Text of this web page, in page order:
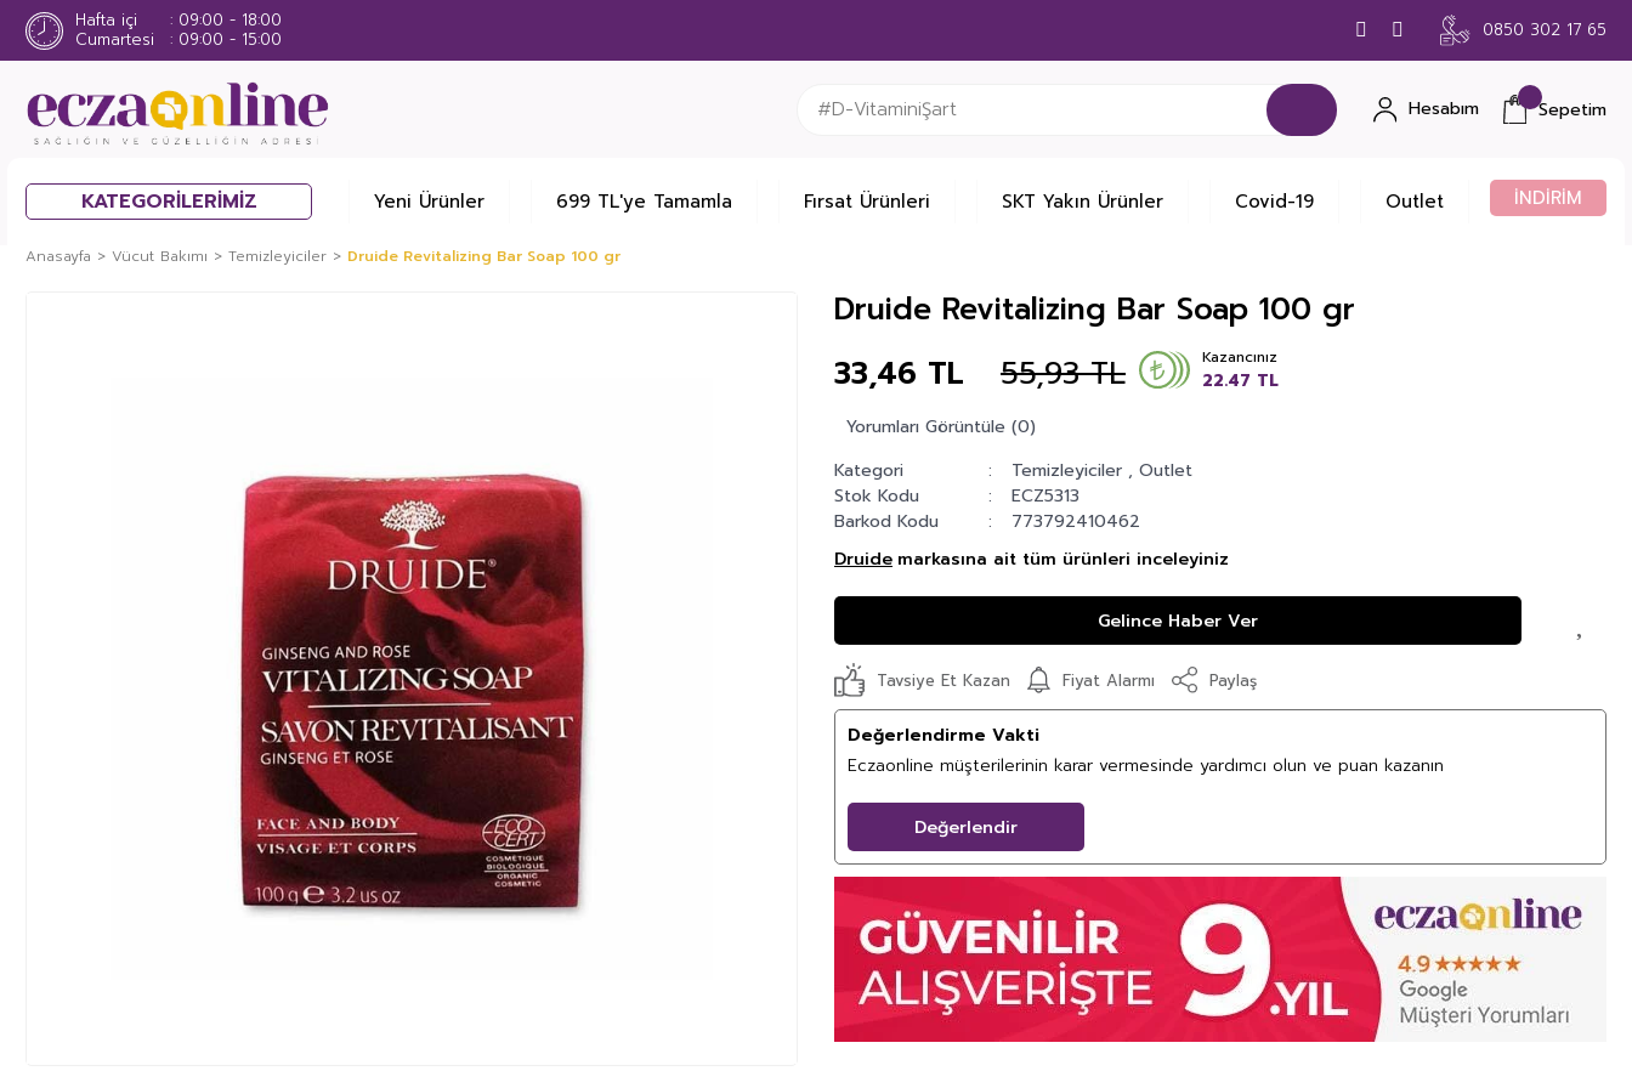
Hafta içi
09:00 - 18:00
Cumartesi
09:00 - 15:00 0850 302 17 65
Hesabım Sepetim
KATEGORİLERİMİZ Yeni Ürünler 699 TL'ye Tamamla Fırsat Ürünleri SKT Yakın Ürünler Covid-19 Outlet İNDİRİM
Anasayfa Vücut Bakımı Temizleyiciler Druide Revitalizing Bar Soap 100 gr
Druide Revitalizing Bar Soap 100 gr
33,46 TL
55,93 TL Kazancınız
22.47 TL
Yorumları Görüntüle (0)
Kategori
Temizleyiciler ,Outlet
Stok Kodu
ECZ5313
Barkod Kodu
773792410462
Druide markasına ait tüm ürünleri inceleyiniz
Gelince Haber Ver
Tavsiye Et Kazan Fiyat Alarmı Paylaş
Değerlendirme Vakti
Eczaonline müşterilerinin karar vermesinde yardımcı olun ve puan kazanın
Değerlendir